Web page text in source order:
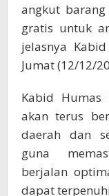
angkut
gratis untuk
jelasnya
Jumat (12/12/
Kabid Humas
akan terus
daerah dan
guna
berjalan
dapat